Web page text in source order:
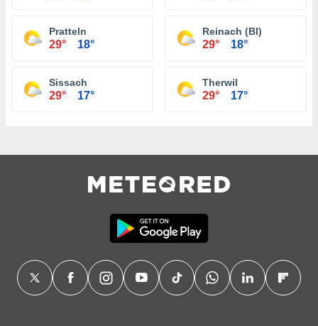
Pratteln
29° 18°
Reinach (Bl)
29° 18°
Sissach
29° 17°
Therwil
29° 17°